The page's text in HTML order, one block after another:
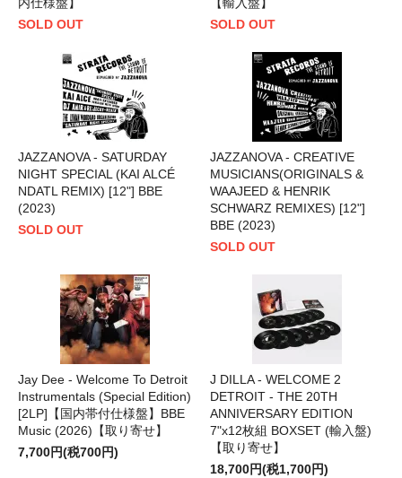
SOLD OUT
SOLD OUT
JAZZANOVA - SATURDAY
NIGHT SPECIAL (KAI ALCÉ
NDATL REMIX) [12"] BBE
(2023)
SOLD OUT
JAZZANOVA - CREATIVE
MUSICIANS(ORIGINALS &
WAAJEED & HENRIK
SCHWARZ REMIXES) [12"]
BBE (2023)
SOLD OUT
Jay Dee - Welcome To Detroit
Instrumentals (Special Edition)
[2LP]【国内帯付仕様盤】BBE
Music (2026)【取り寄せ】
7,700円(税700円)
J DILLA - WELCOME 2
DETROIT - THE 20TH
ANNIVERSARY EDITION
7"x12枚組 BOXSET (輸入盤)
【取り寄せ】
18,700円(税1,700円)